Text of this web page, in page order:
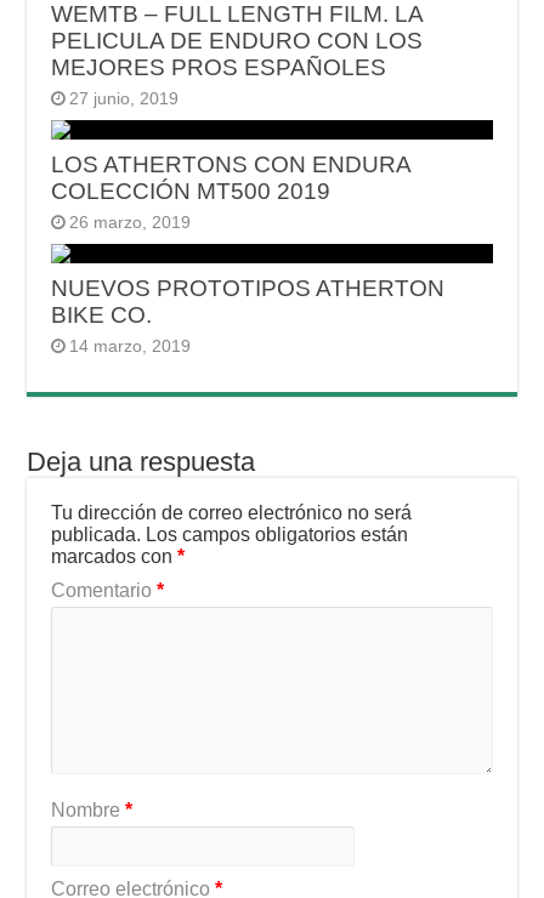
WEMTB – FULL LENGTH FILM. LA
PELICULA DE ENDURO CON LOS
MEJORES PROS ESPAÑOLES
27 junio, 2019
LOS ATHERTONS CON ENDURA
COLECCIÓN MT500 2019
26 marzo, 2019
NUEVOS PROTOTIPOS ATHERTON
BIKE CO.
14 marzo, 2019
Deja una respuesta
Tu dirección de correo electrónico no será
publicada. Los campos obligatorios están
marcados con*
Comentario*
Nombre*
Correo electrónico*